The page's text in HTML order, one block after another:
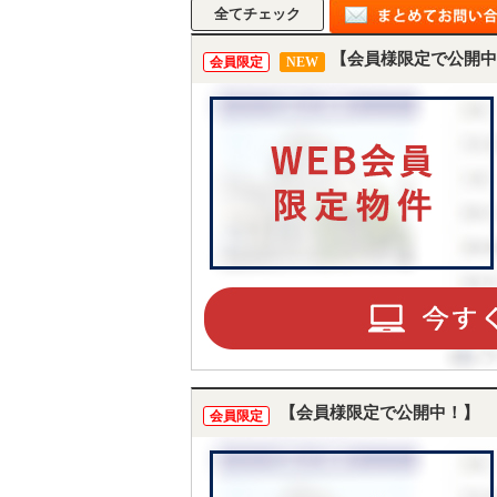
会員限定 NEW 【会員様限定で公開
会員限定 【会員様限定で公開中！】